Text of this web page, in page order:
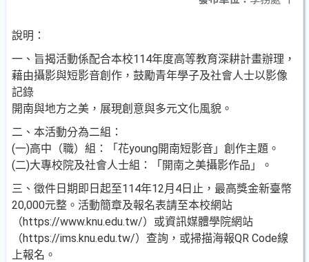
說明：
一、旨揭活動係配合本校114年度高等教育深耕計畫辦理，
藉由攝影與短影音創作，鼓勵青年學子及社會人士以影像
記錄
開南與地方之美，展現創意與多元文化風貌。
二、本活動分為二組：
(一)高中（職）組：「花young開南短影音」創作主題。
(二)大專校院及社會人士組：「開南之美攝影作品」。
三、徵件日期即日起至114年12月4日止，最高獎金新臺幣
20,000元整。活動簡章及報名表請至本校網站
（https://www.knu.edu.tw/）或資訊媒體學院網站
（https://ims.knu.edu.tw/）查詢，或掃描海報QR Code線
上報名。